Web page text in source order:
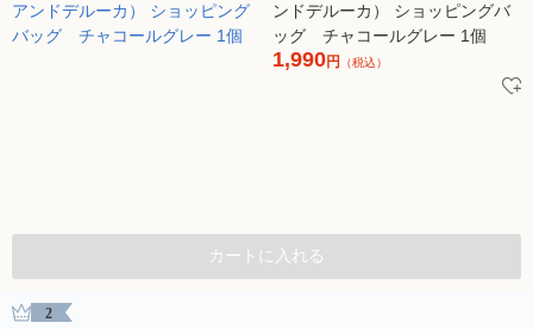
ンドデルーカ） ショッピングバ
ッグ チャコールグレー 1個
1,990円 （税込）
カートに入れる
2